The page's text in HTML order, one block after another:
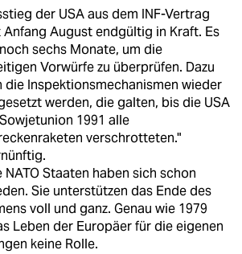
der USA aus dem INF-Vertrag
August endgültig in Kraft. Es
sechs Monate, um die
Vorwürfe zu überprüfen. Dazu
die Inspektionsmechanismen wieder
werden, die galten, bis die USA
1991 alle
verschrotteten."
NATO Staaten haben sich schon
Sie unterstützen das Ende des
voll und ganz. Genau wie 1979
Leben der Europäer für die eigenen
keine Rolle.